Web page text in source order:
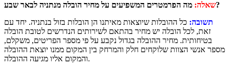
שאלה:מה הפרמטרים המשפיעים על מחיר הובלה מנתניה לבאר שבע?
תשובה: כל ההובלות שיוצאות מאיתנו הן הובלות בזול בנתניה. יחד עם
זאת, לכל הובלה יש מחיר בהתאם לשירותים הנדרשים לטובת הובלה
בטיחותית. מחיר ההובלה בגדול נקבע על פי מספר הפריטים, משקלם,
מספר אנשי הצוות שלוקחים חלק והמרחק בין המקום ממנו יוצאת ההובלה
והמקום אליו מגיעה ההובלה.